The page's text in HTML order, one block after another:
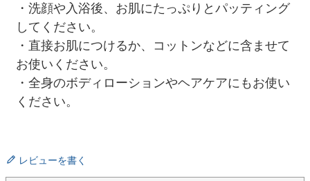
・洗顔や入浴後、お肌にたっぷりとパッティング
してください。
・直接お肌につけるか、コットンなどに含ませて
お使いください。
・全身のボディローションやヘアケアにもお使い
ください。
レビューを書く